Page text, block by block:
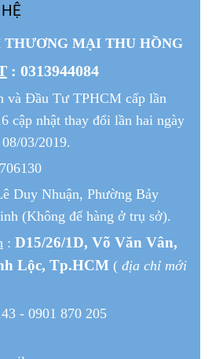
THƯƠNG MẠI THU HỒNG
: 0313944084
và Đầu Tư TPHCM cấp lần
cập nhật thay đổi lần hai ngày
08/03/2019.
Duy Nhuận, Phường Bảy
(Không để hàng ở trụ sở).
: D15/26/1D, Võ Văn Vân,
Lộc, Tp.HCM ( địa chỉ mới
- 0901 870 205